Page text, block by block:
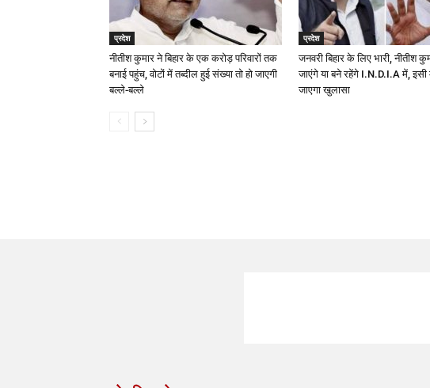
प्रदेश
नीतीश कुमार ने बिहार के एक करोड़ परिवारों तक
बनाई पहुंच, वोटों में तब्दील हुई संख्या तो हो जाएगी
बल्ले-बल्ले
प्रदेश
जनवरी बिहार के लिए भारी, नीतीश
जाएंगे या बने रहेंगे I.N.D.I.A में, इसी
जाएगा खुलासा